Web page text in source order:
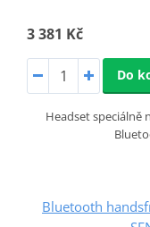
3 381 Kč
Do
Headset speciálně
Bluetooth